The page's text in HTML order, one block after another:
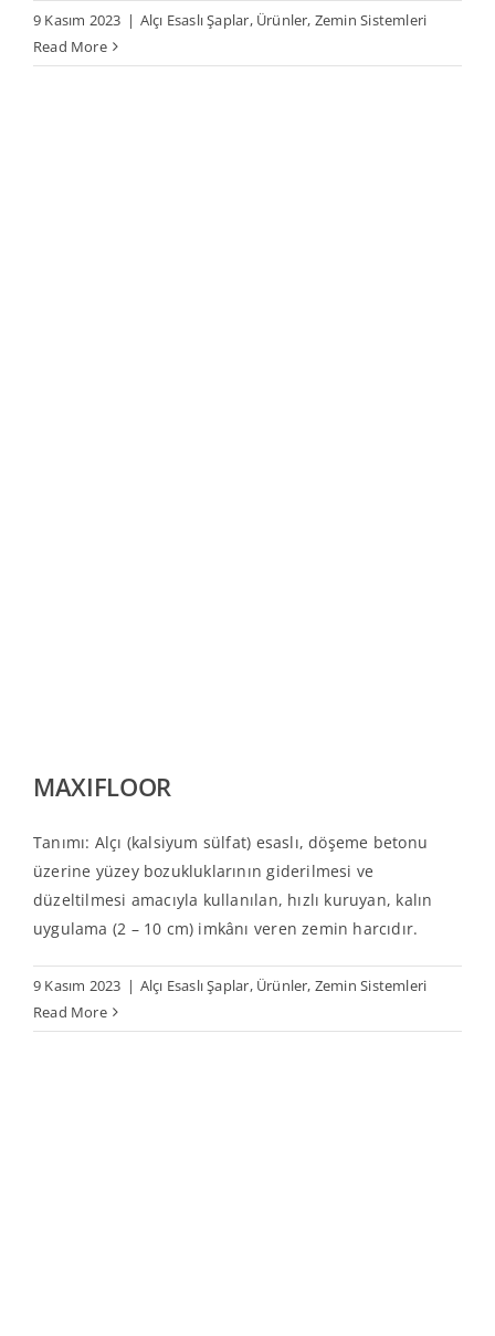
9 Kasım 2023 | Alçı Esaslı Şaplar, Ürünler, Zemin Sistemleri
Read More
MAXIFLOOR
Tanımı: Alçı (kalsiyum sülfat) esaslı, döşeme betonu
üzerine yüzey bozukluklarının giderilmesi ve
düzeltilmesi amacıyla kullanılan, hızlı kuruyan, kalın
uygulama (2 – 10 cm) imkânı veren zemin harcıdır.
9 Kasım 2023 | Alçı Esaslı Şaplar, Ürünler, Zemin Sistemleri
Read More